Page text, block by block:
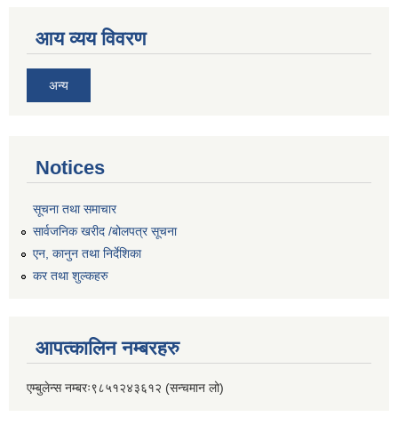
आय व्यय विवरण
अन्य
Notices
सूचना तथा समाचार
सार्वजनिक खरीद /बोलपत्र सूचना
एन, कानुन तथा निर्देशिका
कर तथा शुल्कहरु
आपत्कालिन नम्बरहरु
एम्बुलेन्स नम्बरः९८५१२४३६१२ (सन्चमान लो)